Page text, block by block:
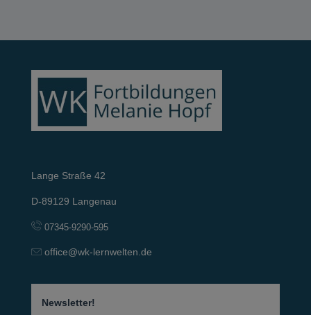
Lange Straße 42
D-89129 Langenau
07345-9290-595
office@wk-lernwelten.de
Newsletter!